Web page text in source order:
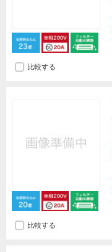
比較する
比較する